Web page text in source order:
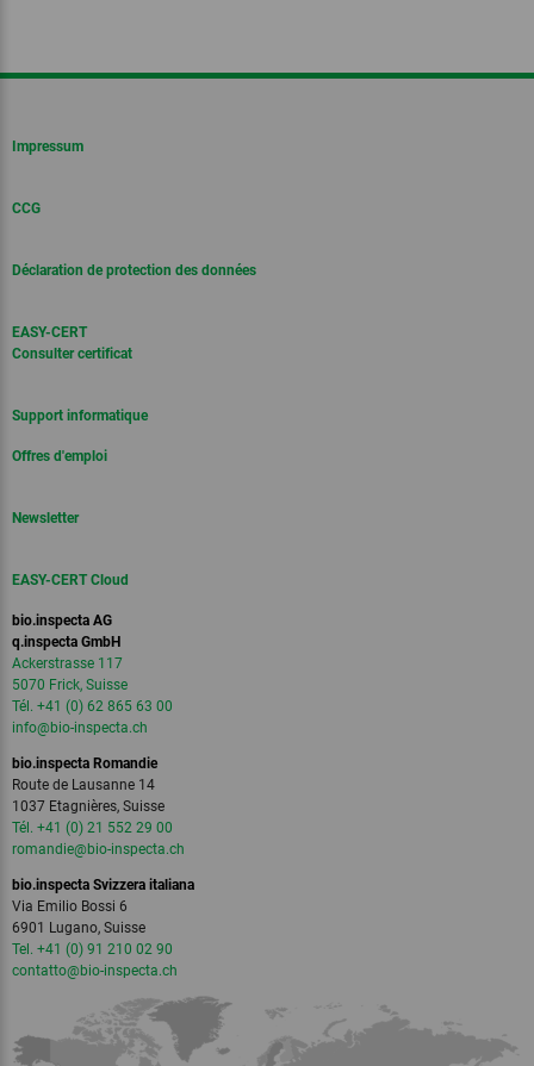
Impressum
CCG
Déclaration de protection des données
EASY-CERT
Consulter certificat
Support informatique
Offres d'emploi
Newsletter
EASY-CERT Cloud
bio.inspecta AG
q.inspecta GmbH
Ackerstrasse 117
5070 Frick, Suisse
Tél. +41 (0) 62 865 63 00
info@bio-inspecta.ch
bio.inspecta Romandie
Route de Lausanne 14
1037 Etagnières, Suisse
Tél. +41 (0) 21 552 29 00
romandie@bio-inspecta.ch
bio.inspecta Svizzera italiana
Via Emilio Bossi 6
6901 Lugano, Suisse
Tel. +41 (0) 91 210 02 90
contatto@bio-inspecta.ch